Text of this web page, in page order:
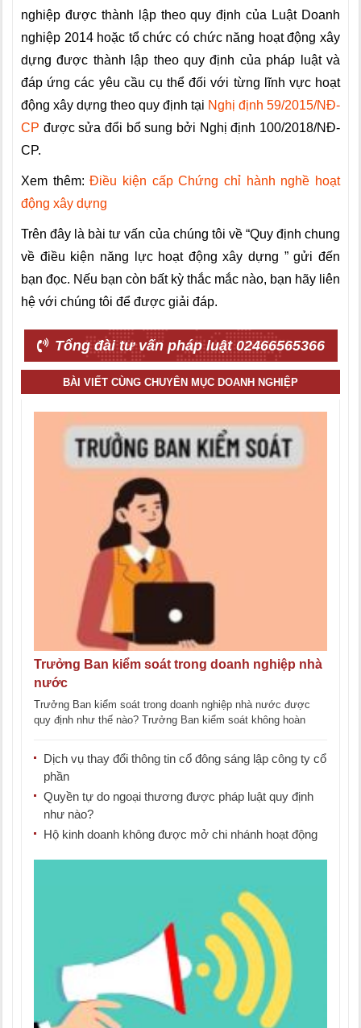
nghiệp được thành lập theo quy định của Luật Doanh
nghiệp 2014 hoặc tổ chức có chức năng hoạt động xây
dựng được thành lập theo quy định của pháp luật và
đáp ứng các yêu cầu cụ thể đối với từng lĩnh vực hoạt
động xây dựng theo quy định tại Nghị định 59/2015/NĐ-
CP được sửa đổi bổ sung bởi Nghị định 100/2018/NĐ-
CP.
Xem thêm:Điều kiện cấp Chứng chỉ hành nghề hoạt
động xây dựng
Trên đây là bài tư vấn của chúng tôi về “Quy định chung
về điều kiện năng lực hoạt động xây dựng ” gửi đến
bạn đọc. Nếu bạn còn bất kỳ thắc mắc nào, bạn hãy liên
hệ với chúng tôi để được giải đáp.
Tổng đài tư vấn pháp luật 02466565366
BÀI VIẾT CÙNG CHUYÊN MỤC DOANH NGHIỆP
Trưởng Ban kiểm soát trong doanh nghiệp nhà
nước
Trưởng Ban kiểm soát trong doanh nghiệp nhà nước được
quy định như thế nào? Trưởng Ban kiểm soát không hoàn
Dịch vụ thay đổi thông tin cổ đông sáng lập công ty cổ
phần
Quyền tự do ngoại thương được pháp luật quy định
như nào?
Hộ kinh doanh không được mở chi nhánh hoạt động